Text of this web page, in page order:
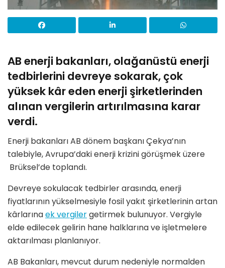
AB enerji bakanları, olağanüstü enerji
tedbirlerini devreye sokarak, çok
yüksek kâr eden enerji şirketlerinden
alınan vergilerin artırılmasına karar
verdi.
Enerji bakanları AB dönem başkanı Çekya’nın
talebiyle, Avrupa’daki enerji krizini görüşmek üzere
Brüksel’de toplandı.
Devreye sokulacak tedbirler arasında, enerji
fiyatlarının yükselmesiyle fosil yakıt şirketlerinin artan
kârlarınaek vergilergetirmek bulunuyor. Vergiyle
elde edilecek gelirin hane halklarına ve işletmelere
aktarılması planlanıyor.
AB Bakanları, mevcut durum nedeniyle normalden